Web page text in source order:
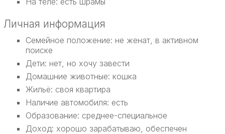
Личная информация
Семейное положение: не женат, в активном
поиске
Дети: нет, но хочу завести
Домашние животные: кошка
Жильё: своя квартира
Наличие автомобиля: есть
Образование: среднее-специальное
Доход: хорошо зарабатываю, обеспечен